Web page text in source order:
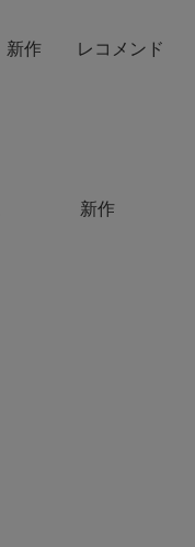
新作
新作 レコメンド